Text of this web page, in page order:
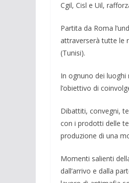
Cgil, Cisl e Uil,
Partita da Roma
attraverser­à tutte le
(Tunisi).
In ognuno dei
l’obietti­vo di
Dibattiti, convegni,
con i pro­dotti delle
produzione di una
Momenti salienti
dall’arri­vo e dalla